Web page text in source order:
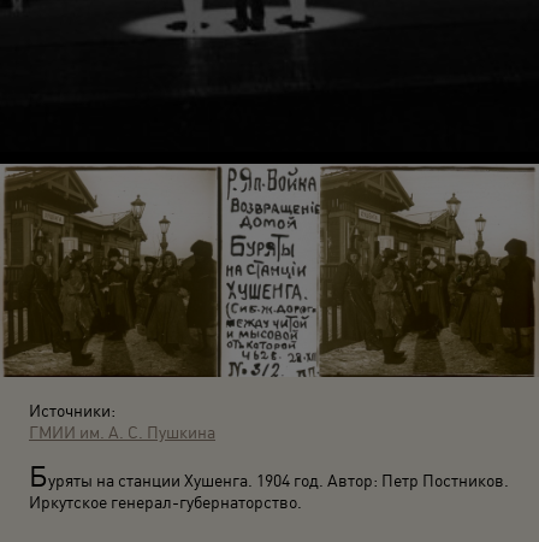
Источники:
ГМИИ им. А. С. Пушкина
Буряты на станции Хушенга. 1904 год. Автор: Петр Постников.
Иркутское генерал-губернаторство.